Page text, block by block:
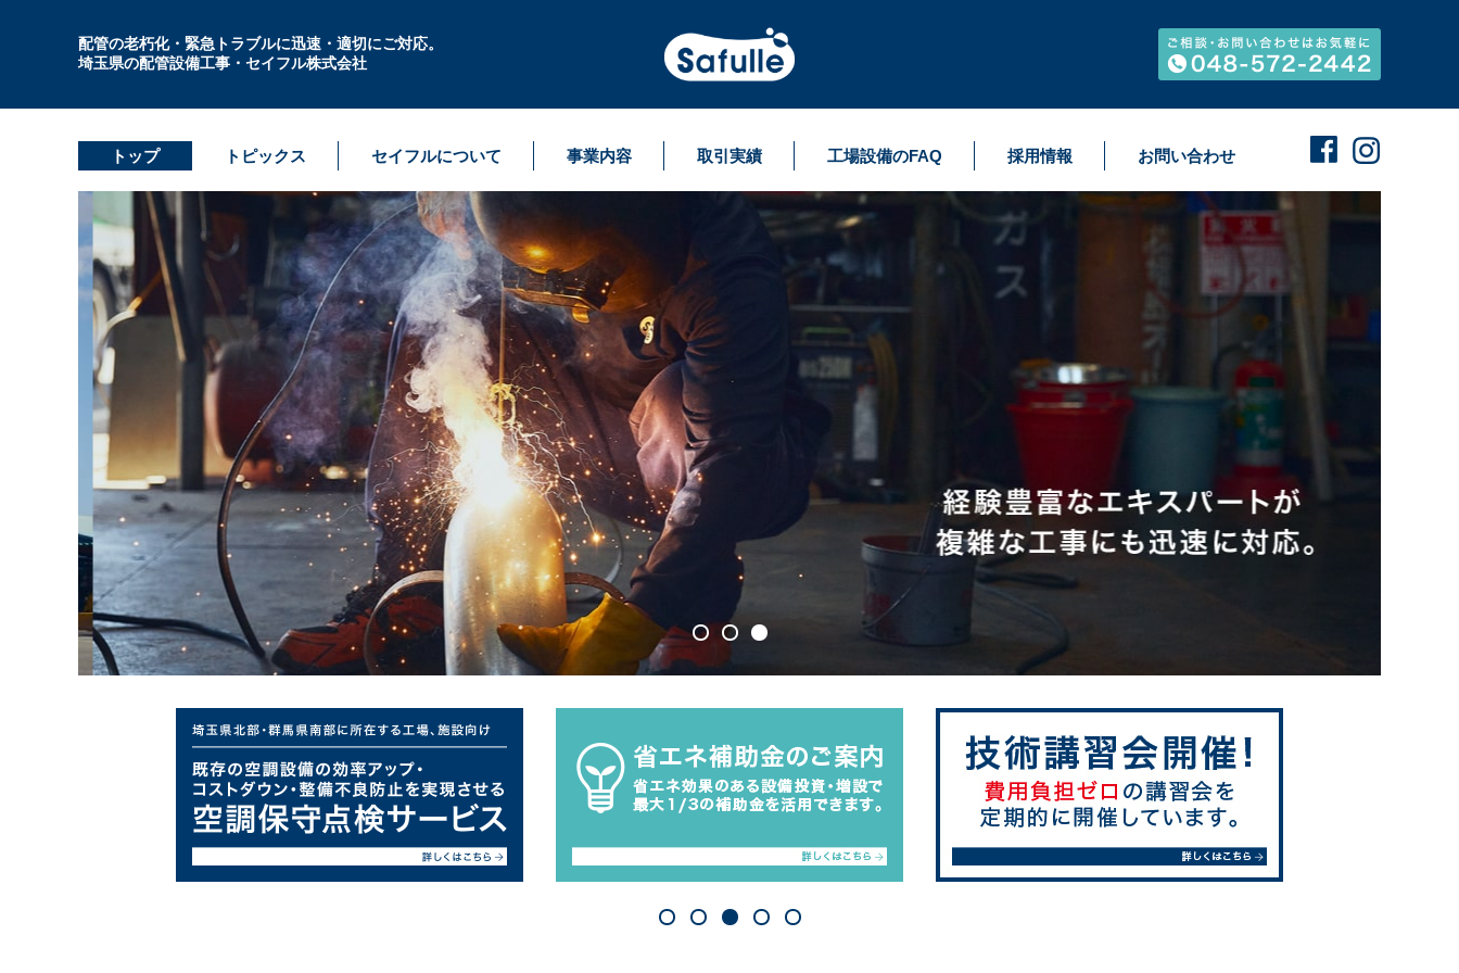
配管の老朽化・緊急トラブルに迅速・適切にご対応。
埼玉県の配管設備工事・セイフル株式会社
トップ トピックス セイフルについて 事業内容 取引実績 工場設備のFAQ 採用情報 お問い合わせ